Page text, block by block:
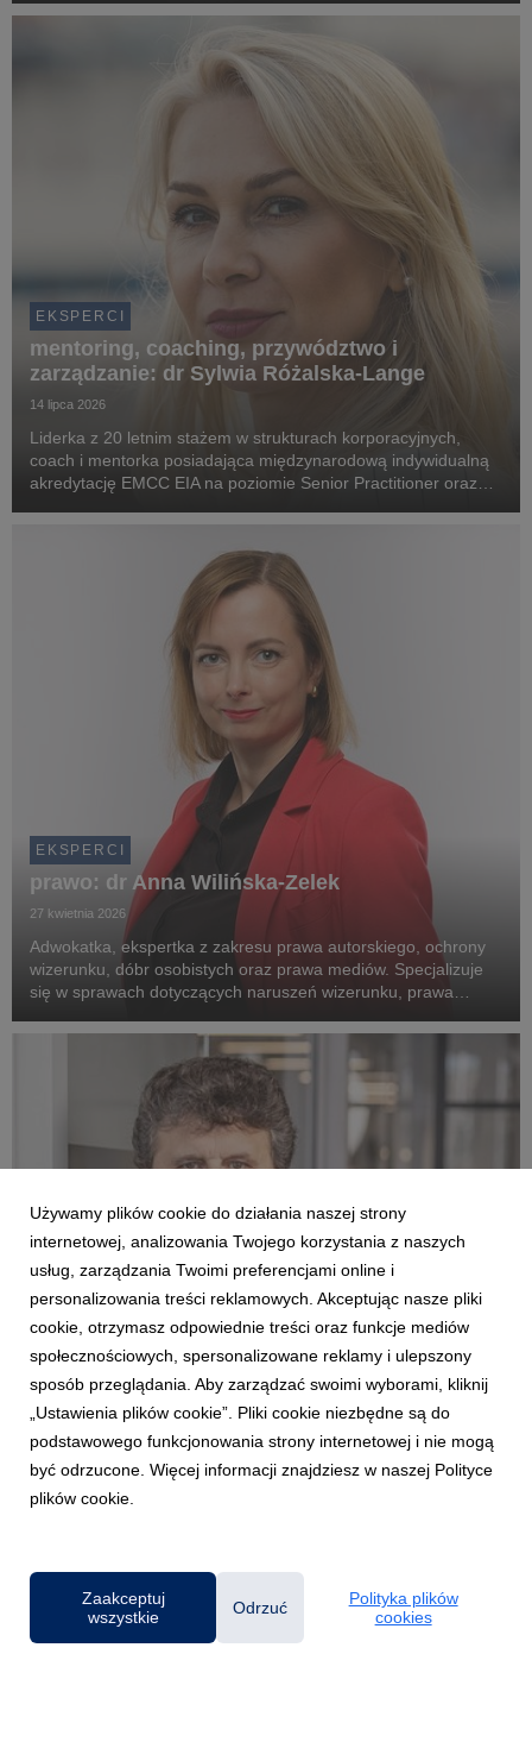
EKSPERCI
mentoring, coaching, przywództwo i
zarządzanie: dr Sylwia Różalska-Lange
14 lipca 2026
Liderka z 20 letnim stażem w strukturach korporacyjnych,
coach i mentorka posiadająca międzynarodową indywidualną
akredytację EMCC EIA na poziomie Senior Practitioner oraz
EKSPERCI
prawo: dr Anna Wilińska-Zelek
27 kwietnia 2026
Adwokatka, ekspertka z zakresu prawa autorskiego, ochrony
wizerunku, dóbr osobistych oraz prawa mediów. Specjalizuje
się w sprawach dotyczących naruszeń wizerunku, prawa
komunikacji kryzysowej.
EKSPERCI
Rachunkowość: dr Edward Pielichaty
1 kwietnia 2026
Specjalizuje się w rachunkowości i sprawozdawczości
finansowej: KSR (Krajowe Standardy Rachunkowości) i MSSF
(Międzynarodowe Standardy Sprawozdawczości Finansowej),
Używamy plików cookie do działania naszej strony
internetowej, analizowania Twojego korzystania z naszych
usług, zarządzania Twoimi preferencjami online i
personalizowania treści reklamowych. Akceptując nasze pliki
cookie, otrzymasz odpowiednie treści oraz funkcje mediów
społecznościowych, spersonalizowane reklamy i ulepszony
sposób przeglądania. Aby zarządzać swoimi wyborami, kliknij
„Ustawienia plików cookie”. Pliki cookie niezbędne są do
podstawowego funkcjonowania strony internetowej i nie mogą
być odrzucone. Więcej informacji znajdziesz w naszej Polityce
plików cookie.
Zaakceptuj
wszystkie
Odrzuć
Polityka plików
cookies